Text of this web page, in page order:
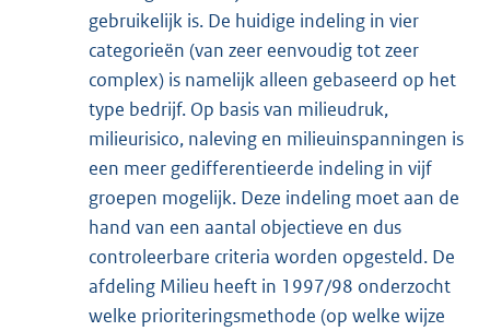
gebruikelijk is. De huidige indeling in vier
categorieën (van zeer eenvoudig tot zeer
complex) is namelijk alleen gebaseerd op het
type bedrijf. Op basis van milieudruk,
milieurisico, naleving en milieuinspanningen is
een meer gedifferentieerde indeling in vijf
groepen mogelijk. Deze indeling moet aan de
hand van een aantal objectieve en dus
controleerbare criteria worden opgesteld. De
afdeling Milieu heeft in 1997/98 onderzocht
welke prioriteringsmethode (op welke wijze